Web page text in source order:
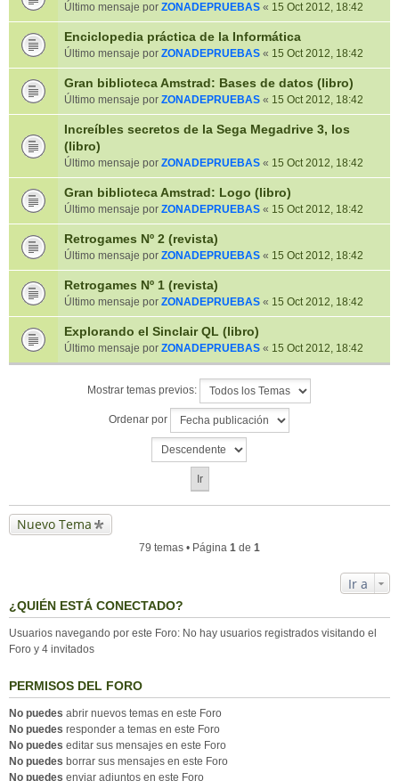
Último mensaje por ZONADEPRUEBAS « 15 Oct 2012, 18:42
Enciclopedia práctica de la Informática
Último mensaje por ZONADEPRUEBAS « 15 Oct 2012, 18:42
Gran biblioteca Amstrad: Bases de datos (libro)
Último mensaje por ZONADEPRUEBAS « 15 Oct 2012, 18:42
Increíbles secretos de la Sega Megadrive 3, los
(libro)
Último mensaje por ZONADEPRUEBAS « 15 Oct 2012, 18:42
Gran biblioteca Amstrad: Logo (libro)
Último mensaje por ZONADEPRUEBAS « 15 Oct 2012, 18:42
Retrogames Nº 2 (revista)
Último mensaje por ZONADEPRUEBAS « 15 Oct 2012, 18:42
Retrogames Nº 1 (revista)
Último mensaje por ZONADEPRUEBAS « 15 Oct 2012, 18:42
Explorando el Sinclair QL (libro)
Último mensaje por ZONADEPRUEBAS « 15 Oct 2012, 18:42
Mostrar temas previos:
Ordenar por
Nuevo Tema
79 temas • Página 1 de 1
Ir a
¿QUIÉN ESTÁ CONECTADO?
Usuarios navegando por este Foro: No hay usuarios registrados visitando el
Foro y 4 invitados
PERMISOS DEL FORO
No puedes abrir nuevos temas en este Foro
No puedes responder a temas en este Foro
No puedes editar sus mensajes en este Foro
No puedes borrar sus mensajes en este Foro
No puedes enviar adjuntos en este Foro